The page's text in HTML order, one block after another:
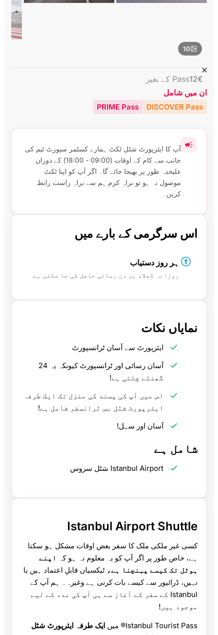
10
€
12Pass کے بغیر
ان میں شامل
DISCOVER Pass
PRIME Pass
آپ کا ایئرپورٹ شٹل ٹکٹ ہمارے کسٹمر سپورٹ ٹیم کی
جانب سے کام کے اوقات (09:00 - 18:00) کے دوران
علیحدہ طور پر بھیجا جائے گا۔ اگر آپ کو اپنا ٹکٹ
موصول نہ ہو تو براہِ کرم ہم سے براہِ راست رابطہ
کریں۔
اس سرگرمی کے بارے میں
ہر روز دستیاب
روزانہ کھلا، ہر دن رسائی حاصل کی جا سکتی ہے
نمایاں نکات
ایئرپورٹ سے آسان ٹرانسپورٹ
آسان رسائی اور ٹرانسپورٹ کیونکہ یہ 24
گھنٹے چلتی ہے!
اس میں آپ کی پسند کی منزل تک ایک طرفہ
ایئرپورٹ شٹل بس ٹرانسفر شامل ہے!
آسان اور سہل!
شامل ہے
Istanbul Airport شٹل سروس
Istanbul Airport Shuttle
کسی غیر ملکی ملک کا سفر بعض اوقات مشکل ہو سکتا
ہے، خاص طور پر اگر آپ کو یہ معلوم نہ ہو کہ اپنے
ہوٹل تک کیسے پہنچنا ہے، ٹیکسیاں قابلِ اعتماد ہیں یا
نہیں، ڈرائیور سے کیسے بات کرنی ہے وغیرہ۔ ہم آپ کے
Istanbul کے سفر کے آغاز سے ہی آپ کی مدد کے لیے
موجود ہیں!
Istanbul Tourist Pass® میں
ایک طرفہ ایئرپورٹ شٹل